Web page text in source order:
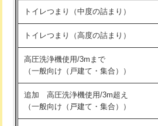
トイレつまり（中度の詰まり）
トイレつまり（高度の詰まり）
高圧洗浄機使用/3mまで
（一般向け（戸建て・集合））
追加 高圧洗浄機使用/3m超え
（一般向け（戸建て・集合））